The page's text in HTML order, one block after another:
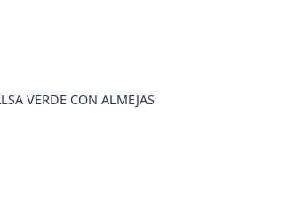
VERDE CON ALMEJAS